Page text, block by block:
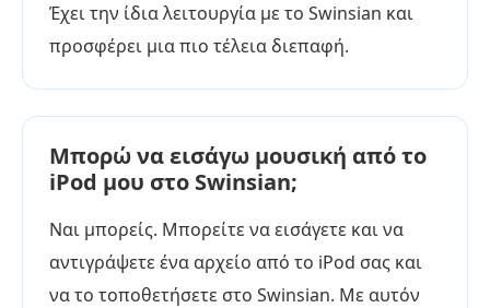
Έχει την ίδια λειτουργία με το Swinsian και
προσφέρει μια πιο τέλεια διεπαφή.
Μπορώ να εισάγω μουσική από το
iPod μου στο Swinsian;
Ναι μπορείς. Μπορείτε να εισάγετε και να
αντιγράψετε ένα αρχείο από το iPod σας και
να το τοποθετήσετε στο Swinsian. Με αυτόν